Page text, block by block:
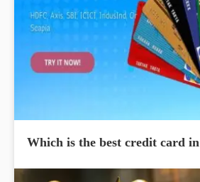
Which is the best credit card